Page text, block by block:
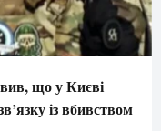
що у Києві
із вбивством